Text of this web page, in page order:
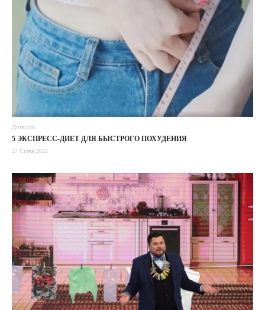
Дозвілля
5 ЭКСПРЕСС-ДИЕТ ДЛЯ БЫСТРОГО ПОХУДЕНИЯ
27 Січня 2022